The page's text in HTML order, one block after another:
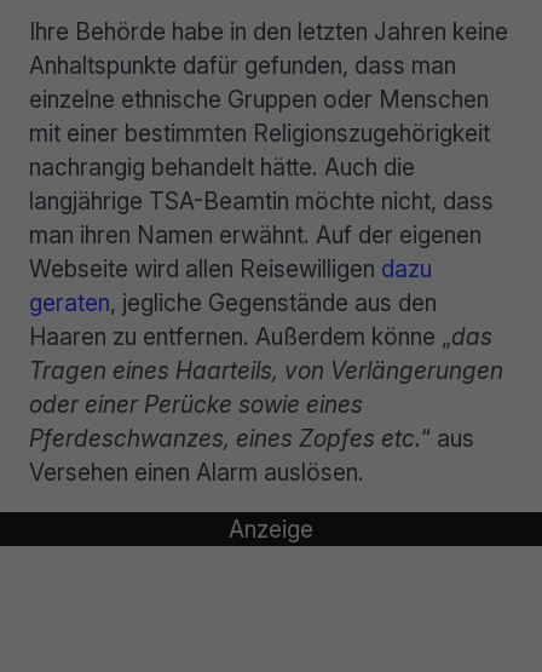
Ihre Behörde habe in den letzten Jahren keine
Anhaltspunkte dafür gefunden, dass man
einzelne ethnische Gruppen oder Menschen
mit einer bestimmten Religionszugehörigkeit
nachrangig behandelt hätte. Auch die
langjährige TSA-Beamtin möchte nicht, dass
man ihren Namen erwähnt. Auf der eigenen
Webseite wird allen Reisewilligen dazu
geraten, jegliche Gegenstände aus den
Haaren zu entfernen. Außerdem könne „das
Tragen eines Haarteils, von Verlängerungen
oder einer Perücke sowie eines
Pferdeschwanzes, eines Zopfes etc.“ aus
Versehen einen Alarm auslösen.